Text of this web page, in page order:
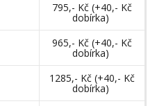
795,- Kč (+40,- Kč
dobírka)
965,- Kč (+40,- Kč
dobírka)
1285,- Kč (+40,- Kč
dobírka)